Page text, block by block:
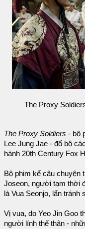
The Proxy
The Proxy Soldiers - bộ
Lee Jung Jae - đổ bộ
hành 20th Century Fox
Bộ phim kể câu chuyện
Joseon, người tạm thời
là Vua Seonjo, lẩn
Vị vua, do Yeo Jin Goo
người lính thế thân -